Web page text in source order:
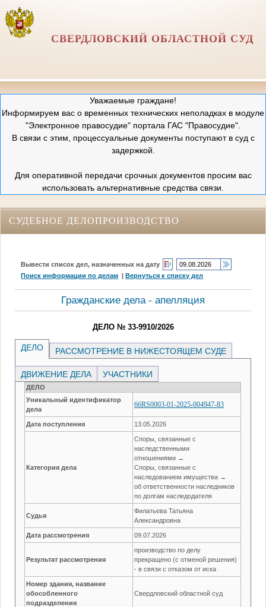
СВЕРДЛОВСКИЙ ОБЛАСТНОЙ СУД
Уважаемые граждане!
Информируем вас о временных технических неполадках в модуле
"Электронное правосудие" портала ГАС "Правосудие".
В связи с этим, процессуальные документы поступают в суд с
задержкой.
Для оперативной передачи срочных документов просим вас
использовать альтернативные средства связи.
СУДЕБНОЕ ДЕЛОПРОИЗВОДСТВО
Вывести список дел, назначенных на дату
Поиск информации по делам |Вернуться к списку дел
Гражданские дела - апелляция
ДЕЛО № 33-9910/2026
ДЕЛО РАССМОТРЕНИЕ В НИЖЕСТОЯЩЕМ СУДЕ
ДВИЖЕНИЕ ДЕЛА УЧАСТНИКИ
ДЕЛО
Уникальный идентификатор
дела
66RS0003-01-2025-004947-83
Дата поступления 13.05.2026
Категория дела
Споры, связанные с
наследственными
отношениями →
Споры, связанные с
наследованием имущества →
об ответственности наследников
по долгам наследодателя
Судья
Филатьева Татьяна
Александровна
Дата рассмотрения 09.07.2026
Результат рассмотрения
производство по делу
прекращено (с отменой решения)
- в связи с отказом от иска
Номер здания, название
обособленного
подразделения
Свердловский областной суд